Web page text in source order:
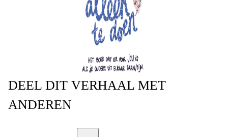
DEEL DIT VERHAAL MET
ANDEREN